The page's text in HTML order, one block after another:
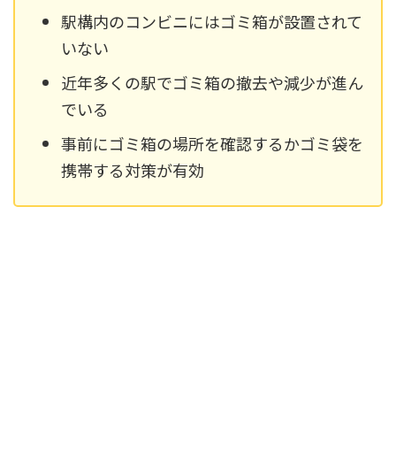
駅構内のコンビニにはゴミ箱が設置されて
いない
近年多くの駅でゴミ箱の撤去や減少が進ん
でいる
事前にゴミ箱の場所を確認するかゴミ袋を
携帯する対策が有効